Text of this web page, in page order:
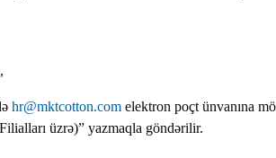
hr@mktcotton.com elektron poçt ünvanına
üzrə)” yazmaqla göndərilir.